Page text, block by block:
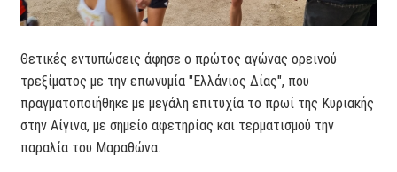
Θετικές εντυπώσεις άφησε ο πρώτος αγώνας ορεινού
τρεξίματος με την επωνυμία "Ελλάνιος Δίας", που
πραγματοποιήθηκε με μεγάλη επιτυχία το πρωί της Κυριακής
στην Αίγινα, με σημείο αφετηρίας και τερματισμού την
παραλία του Μαραθώνα.